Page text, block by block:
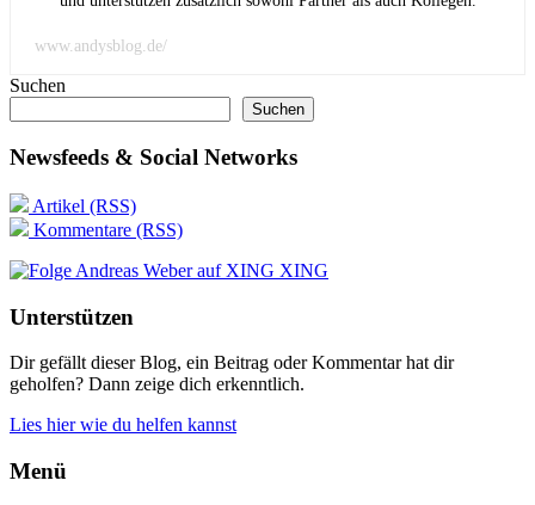
www.andysblog.de/
Suchen
Suchen
Newsfeeds & Social Networks
Artikel (RSS)
Kommentare (RSS)
XING
Unterstützen
Dir gefällt dieser Blog, ein Beitrag oder Kommentar hat dir
geholfen? Dann zeige dich erkenntlich.
Lies hier wie du helfen kannst
Menü